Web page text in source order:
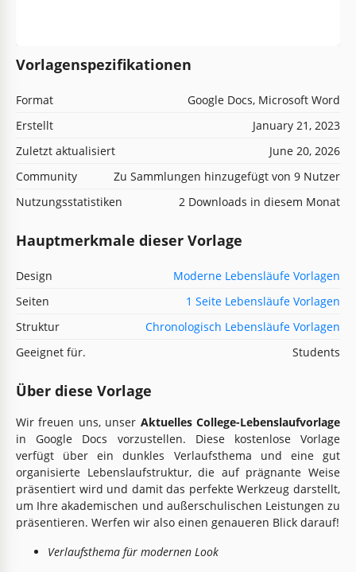
Vorlagenspezifikationen
Format
Google Docs, Microsoft Word
Erstellt
January 21, 2023
Zuletzt aktualisiert
June 20, 2026
Community
Zu Sammlungen hinzugefügt von 9 Nutzer
Nutzungsstatistiken
2 Downloads in diesem Monat
Hauptmerkmale dieser Vorlage
Design
Moderne Lebensläufe Vorlagen
Seiten
1 Seite Lebensläufe Vorlagen
Struktur
Chronologisch Lebensläufe Vorlagen
Geeignet für.
Students
Über diese Vorlage
Wir freuen uns, unser Aktuelles College-Lebenslaufvorlage
in Google Docs vorzustellen. Diese kostenlose Vorlage
verfügt über ein dunkles Verlaufsthema und eine gut
organisierte Lebenslaufstruktur, die auf prägnante Weise
präsentiert wird und damit das perfekte Werkzeug darstellt,
um Ihre akademischen und außerschulischen Leistungen zu
präsentieren. Werfen wir also einen genaueren Blick darauf!
Verlaufsthema für modernen Look